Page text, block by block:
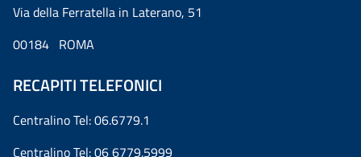
Via della Ferratella in Laterano, 51
00184 ROMA
RECAPITI TELEFONICI
Centralino Tel: 06.6779.1
Centralino Tel: 06 6779.5999